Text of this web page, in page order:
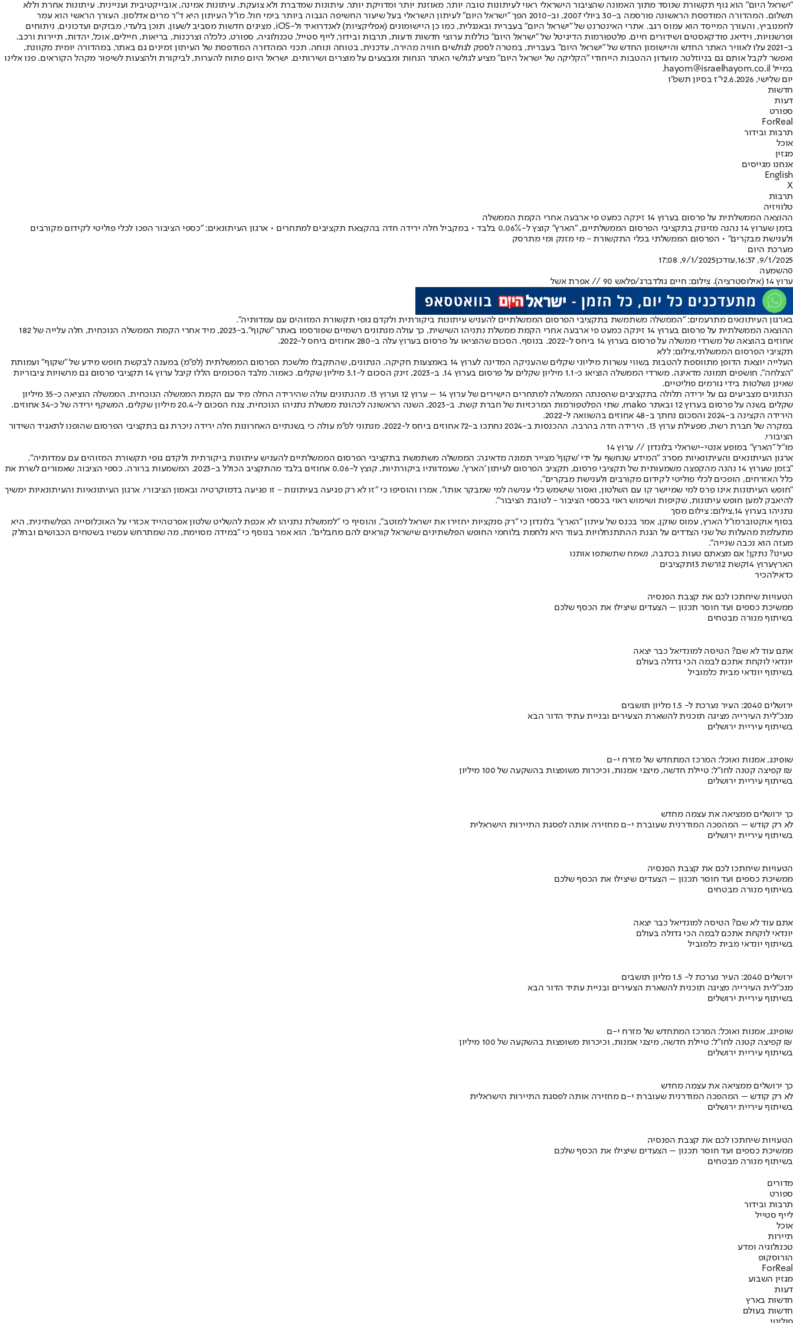
"ישראל היום" הוא גוף תקשורת שנוסד מתוך האמונה שהציבור הישראלי ראוי לעיתונות טובה יותר, מאוזנת יותר ומדויקת יותר. עיתונות שמדברת ולא צועקת. עיתונות אמינה, אובייקטיבית ועניינית. עיתונות אחרת וללא
תשלום. המהדורה המודפסת הראשונה פורסמה ב-30 ביולי 2007, וב-2010 הפך "ישראל היום" לעיתון הישראלי בעל שיעור החשיפה הגבוה ביותר בימי חול. מו"ל העיתון היא ד"ר מרים אדלסון. העורך הראשי הוא עמר
לחמנוביץ, והעורך המייסד הוא עמוס רגב. אתרי האינטרנט של "ישראל היום" בעברית ובאנגלית, כמו כן היישומונים (אפליקציות) לאנדרואיד ול-iOS, מציגים חדשות מסביב לשעון, תוכן בלעדי, מבזקים ועדכונים, ניתוחים
ופרשנויות, וידיאו, פודקאסטים ושידורים חיים. פלטפורמות הדיגיטל של "ישראל היום" כוללות ערוצי חדשות ודעות, תרבות ובידור, לייף סטייל, טכנולוגיה, ספורט, כלכלה וצרכנות, בריאות, חיילים, אוכל, יהדות, תיירות ורכב.
ב-2021 עלו לאוויר האתר החדש והיישומון החדש של "ישראל היום" בעברית, במטרה לספק לגולשים חוויה מהירה, עדכנית, בטוחה ונוחה. תכני המהדורה המודפסת של העיתון זמינים גם באתר, במהדורה יומית מקוונת,
ואפשר לקבל אותם גם בניוזלטר. מועדון ההטבות הייחודי "הקליקה של ישראל היום" מציע לגולשי האתר הנחות ומבצעים על מוצרים ושירותים. ישראל היום פתוח להערות, לביקורת ולהצעות לשיפור מקהל הקוראים. פנו אלינו
במייל hayom@israelhayom.co.il.
יום שלישי, 2.6.2026
י"ז בסיון תשפ"ו
חדשות
דעות
ספורט
ForReal
תרבות ובידור
אוכל
מגזין
אנחנו מגייסים
English
X
תרבות
טלוויזיה
ההוצאה הממשלתית על פרסום בערוץ 14 זינקה כמעט פי ארבעה אחרי הקמת הממשלה
בזמן שערוץ 14 נהנה מזינוק בתקציבי הפרסום הממשלתיים, "הארץ" קוצץ ל-0.06% בלבד • במקביל חלה ירידה חדה בהקצאת תקציבים למתחרים • ארגון העיתונאים: "כספי הציבור הפכו לכלי פוליטי לקידום מקורבים
ולענישת מבקרים" • הפרסום הממשלתי בכלי התקשורת - מי מזנק ומי מתרסק
מערכת היום
9/1/2025, 16:37
,עודכן9/1/2025, 17:08
0השמעה
ערוץ 14 (אילוסטרציה). צילום: חיים גולדברג/פלאש 90 // אפרת אשל
בארגון העיתונאים מתרעמים: "הממשלה משתמשת בתקציבי הפרסום הממשלתיים להעניש עיתונות ביקורתית ולקדם גופי תקשורת המזוהים עם עמדותיה".
ההוצאה הממשלתית על פרסום בערוץ 14 זינקה כמעט פי ארבעה אחרי הקמת ממשלת נתניהו השישית, כך עולה מנתונים רשמיים שפורסמו באתר "שקוף".
ב-2023, מיד אחרי הקמת הממשלה הנוכחית, חלה עלייה של 182
אחוזים בהוצאה של משרדי ממשלה על פרסום בערוץ 14 ביחס ל-2022. בנוסף, הסכום שהוציאו על פרסום בערוץ עלה ב-280 אחוזים ביחס ל-2022.
תקציבי הפרסום הממשלתי,צילום: ללא
העלייה יוצאת הדופן מתווספת להטבות בשווי עשרות מיליוני שקלים שהעניקה המדינה לערוץ 14 באמצעות חקיקה. הנתונים, שהתקבלו מלשכת הפרסום הממשלתית (לפ"מ) במענה לבקשת חופש מידע של "שקוף" ועמותת
"הצלחה", חושפים תמונה מדאיגה. משרדי הממשלה הוציאו כ-1.1 מיליון שקלים על פרסום בערוץ 14. ב-2023, זינק הסכום ל-3.1 מיליון שקלים. כאמור, מלבד הסכומים הללו קיבל ערוץ 14 תקציבי פרסום גם מרשויות ציבוריות
שאינן נשלטות בידי גורמים פוליטיים.
הנתונים מצביעים גם על ירידה תלולה בתקציבים שהפנתה הממשלה למתחרים הישירים של ערוץ 14 – ערוץ 12 וערוץ 13. מהנתונים עולה שהירידה החלה מיד עם הקמת הממשלה הנוכחית. הממשלה הוציאה כ-35 מיליון
שקלים בשנה על פרסום בערוץ 12 ובאתר mako, שתי הפלטפורמות המרכזיות של חברת קשת. ב-2023, השנה הראשונה לכהונת ממשלת נתניהו הנוכחית, צנח הסכום ל-20.4 מיליון שקלים, המשקף ירידה של כ-34 אחוזים.
הירידה הקצינה ב-2024 והסכום נחתך ב-48 אחוזים בהשוואה ל-2022.
במקרה של חברת רשת, מפעילת ערוץ 13, הירידה חדה בהרבה. ההכנסות ב-2024 נחתכו ב-72 אחוזים ביחס ל-2022. מנתוני לפ"מ עולה כי בשנתיים האחרונות חלה ירידה ניכרת גם בתקציבי הפרסום שהופנו לתאגיד השידור
הציבורי.
מו"ל "הארץ" במופע אנטי-ישראלי בלונדון // ערוץ 14
ארגון העיתונאים והעיתונאיות מסרו: ״המידע שנחשף על ידי 'שקוף' מצייר תמונה מדאיגה: הממשלה משתמשת בתקציבי הפרסום הממשלתיים להעניש עיתונות ביקורתית ולקדם גופי תקשורת המזוהים עם עמדותיה".
"בזמן שערוץ 14 נהנה מהקפצה משמעותית של תקציבי פרסום, תקציב הפרסום לעיתון 'הארץ', שעמדותיו ביקורתיות, קוצץ ל-0.06 אחוזים בלבד מהתקציב הכולל ב-2023. המשמעות ברורה. כספי הציבור, שאמורים לשרת את
כלל האזרחים, הופכים לכלי פוליטי לקידום מקורבים ולענישת מבקרים".
"חופש העיתונות אינו פרס למי שמיישר קו עם השלטון, ואסור שישמש כלי ענישה למי שמבקר אותו", אמרו והוסיפו כי "זו לא רק פגיעה בעיתונות - זו פגיעה בדמוקרטיה ובאמון הציבורי. ארגון העיתונאיות והעיתונאיות ימשיך
להיאבק למען חופש עיתונות, שקיפות ושימוש ראוי בכספי הציבור - לטובת הציבור״.
נתניהו בערוץ 14,צילום: צילום מסך
בסוף אוקטוברמו"ל הארץ, עמוס שוקן, אמר בכנס של עיתון "הארץ" בלונדון כי "רק סנקציות יחזירו את ישראל למוטב", והוסיף כי "לממשלת נתניהו לא אכפת להשליט שלטון אפרטהייד אכזרי על האוכלוסייה הפלשתינית, היא
מתעלמת מהעלות של שני הצדדים על הגנת ההתתנחלויות בעוד היא נלחמת בלוחמי החופש הפלשתינים שישראל קוראים להם מחבלים". הוא אמר בנוסף כי "במידה מסוימת, מה שמתרחש עכשיו בשטחים הכבושים ובחלק
מעזה הוא נכבה שנייה".
טעינו? נתקן! אם מצאתם טעות בכתבה, נשמח שתשתפו אותנו
הארץערוץ 14 קשת 12 רשת 13
תקציבים
כדאילהכיר
הטעויות שיחתכו לכם את קצבת הפנסיה
ממשיכת כספים ועד חוסר תכנון – הצעדים שיצילו את הכסף שלכם
בשיתוף מנורה מבטחים
אתם עוד לא שם? הטיסה למונדיאל כבר יצאה
יונדאי לוקחת אתכם לבמה הכי גדולה בעולם
בשיתוף יונדאי מבית כלמוביל
ירושלים 2040: העיר נערכת ל- 1.5 מליון תושבים
מנכ"לית העירייה מציגה תוכנית להשארת הצעירים ובניית עתיד הדור הבא
בשיתוף עיריית ירושלים
שופינג, אמנות ואוכל: המרכז המתחדש של מזרח י-ם
קפיצה קטנה לחו"ל: טיילת חדשה, מיצגי אמנות, וכיכרות משופצות בהשקעה של 100 מיליון ₪
בשיתוף עיריית ירושלים
כך ירושלים ממציאה את עצמה מחדש
לא רק קודש – המהפכה המודרנית שעוברת י-ם מחזירה אותה לפסגת התיירות הישראלית
בשיתוף עיריית ירושלים
הטעויות שיחתכו לכם את קצבת הפנסיה
ממשיכת כספים ועד חוסר תכנון – הצעדים שיצילו את הכסף שלכם
בשיתוף מנורה מבטחים
אתם עוד לא שם? הטיסה למונדיאל כבר יצאה
יונדאי לוקחת אתכם לבמה הכי גדולה בעולם
בשיתוף יונדאי מבית כלמוביל
ירושלים 2040: העיר נערכת ל- 1.5 מליון תושבים
מנכ"לית העירייה מציגה תוכנית להשארת הצעירים ובניית עתיד הדור הבא
בשיתוף עיריית ירושלים
שופינג, אמנות ואוכל: המרכז המתחדש של מזרח י-ם
קפיצה קטנה לחו"ל: טיילת חדשה, מיצגי אמנות, וכיכרות משופצות בהשקעה של 100 מיליון ₪
בשיתוף עיריית ירושלים
כך ירושלים ממציאה את עצמה מחדש
לא רק קודש – המהפכה המודרנית שעוברת י-ם מחזירה אותה לפסגת התיירות הישראלית
בשיתוף עיריית ירושלים
הטעויות שיחתכו לכם את קצבת הפנסיה
ממשיכת כספים ועד חוסר תכנון – הצעדים שיצילו את הכסף שלכם
בשיתוף מנורה מבטחים
מדורים
ספורט
תרבות ובידור
לייף סטייל
אוכל
תיירות
טכנולוגיה ומדע
הורוסקופ
ForReal
מגזין השבוע
דעות
חדשות בארץ
חדשות בעולם